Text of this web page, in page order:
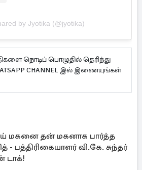
by Jyotika (@jyotika)
நொடிப் பொழுதில் தெரிந்து
CHANNEL இல் இணையுங்கள்
மகனை தன் மகனாக பார்த்த
- பத்திரிகையாளர் வி.கே. சுந்தர்
டாக்!